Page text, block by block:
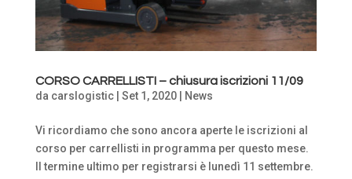
CORSO CARRELLISTI – chiusura iscrizioni 11/09
da carslogistic| Set 1, 2020| News
Vi ricordiamo che sono ancora aperte le iscrizioni al
corso per carrellisti in programma per questo mese.
Il termine ultimo per registrarsi è lunedì 11 settembre.